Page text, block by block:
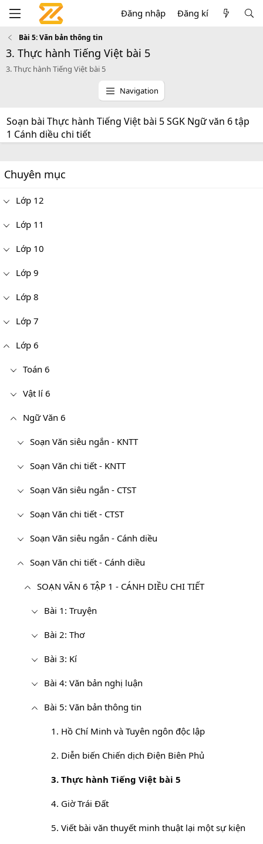
Đăng nhập Đăng kí
Bài 5: Văn bản thông tin
3. Thực hành Tiếng Việt bài 5
3. Thực hành Tiếng Việt bài 5
Navigation
Soạn bài Thực hành Tiếng Việt bài 5 SGK Ngữ văn 6 tập
1 Cánh diều chi tiết
Chuyên mục
Lớp 12
Lớp 11
Lớp 10
Lớp 9
Lớp 8
Lớp 7
Lớp 6
Toán 6
Vật lí 6
Ngữ Văn 6
Soạn Văn siêu ngắn - KNTT
Soạn Văn chi tiết - KNTT
Soạn Văn siêu ngắn - CTST
Soạn Văn chi tiết - CTST
Soạn Văn siêu ngắn - Cánh diều
Soạn Văn chi tiết - Cánh diều
SOẠN VĂN 6 TẬP 1 - CÁNH DIỀU CHI TIẾT
Bài 1: Truyện
Bài 2: Thơ
Bài 3: Kí
Bài 4: Văn bản nghị luận
Bài 5: Văn bản thông tin
1. Hồ Chí Minh và Tuyên ngôn độc lập
2. Diễn biến Chiến dịch Điện Biên Phủ
3. Thực hành Tiếng Việt bài 5
4. Giờ Trái Đất
5. Viết bài văn thuyết minh thuật lại một sự kiện